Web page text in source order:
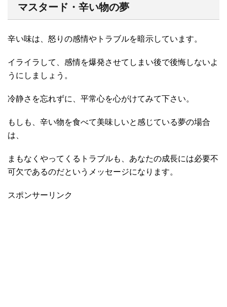
マスタード・辛い物の夢
辛い味は、怒りの感情やトラブルを暗示しています。
イライラして、感情を爆発させてしまい後で後悔しないよ
うにしましょう。
冷静さを忘れずに、平常心を心がけてみて下さい。
もしも、辛い物を食べて美味しいと感じている夢の場合
は、
まもなくやってくるトラブルも、あなたの成長には必要不
可欠であるのだというメッセージになります。
スポンサーリンク